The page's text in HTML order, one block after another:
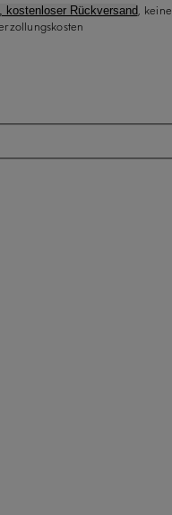
kostenloser Rückversand, keine